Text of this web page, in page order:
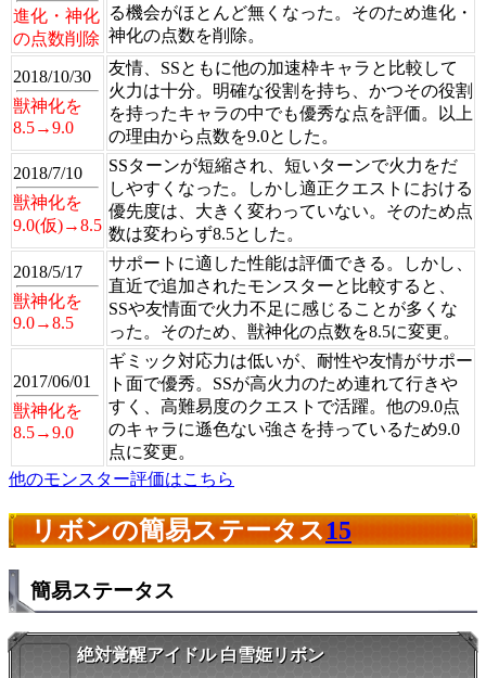
進化・神化
の点数削除
る機会がほとんど無くなった。そのため進化・
神化の点数を削除。
2018/10/30
獣神化を
8.5→9.0
友情、SSともに他の加速枠キャラと比較して
火力は十分。明確な役割を持ち、かつその役割
を持ったキャラの中でも優秀な点を評価。以上
の理由から点数を9.0とした。
2018/7/10
獣神化を
9.0(仮)→8.5
SSターンが短縮され、短いターンで火力をだ
しやすくなった。しかし適正クエストにおける
優先度は、大きく変わっていない。そのため点
数は変わらず8.5とした。
2018/5/17
獣神化を
9.0→8.5
サポートに適した性能は評価できる。しかし、
直近で追加されたモンスターと比較すると、
SSや友情面で火力不足に感じることが多くな
った。そのため、獣神化の点数を8.5に変更。
2017/06/01
獣神化を
8.5→9.0
ギミック対応力は低いが、耐性や友情がサポー
ト面で優秀。SSが高火力のため連れて行きや
すく、高難易度のクエストで活躍。他の9.0点
のキャラに遜色ない強さを持っているため9.0
点に変更。
他のモンスター評価はこちら
リボンの簡易ステータス15
簡易ステータス
絶対覚醒アイドル 白雪姫リボン